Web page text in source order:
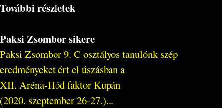
További részletek
Paksi Zsombor sikere
Paksi Zsombor 9. C osztályos tanulónk szép
eredményeket ért el úszásban a
XII. Aréna-Hód faktor Kupán
(2020. szeptember 26-27.)...